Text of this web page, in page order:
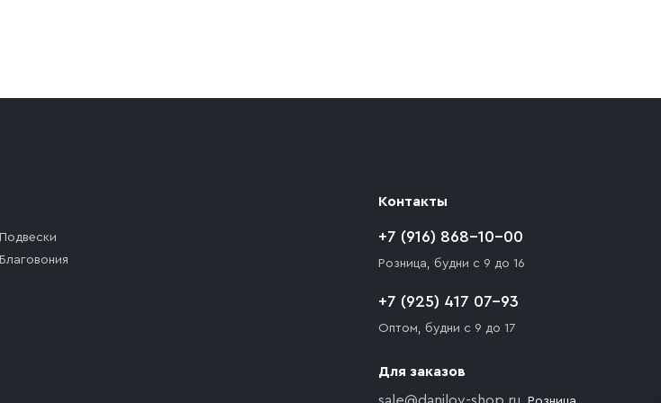
близко к месту запланированной разгрузки товара и не нарушает правила
Подвески
Благовония
Контакты
+7 (916) 868-10-00
Розница, будни с 9 до 16
+7 (925) 417 07-93
Оптом, будни с 9 до 17
Для заказов